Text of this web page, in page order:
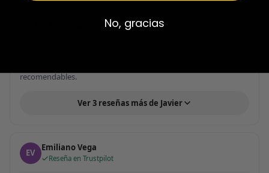
Perfectos y súper serios y atentos
recomendables.
Ver 3 reseñas más de Javier
EV Emiliano Vega
Reseña en Trustpilot
No, gracias